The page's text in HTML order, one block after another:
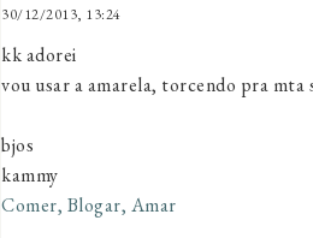
30/12/2013, 13:24
kk adorei
vou usar a amarela, torcendo pra mta
bjos
kammy
Comer, Blogar, Amar